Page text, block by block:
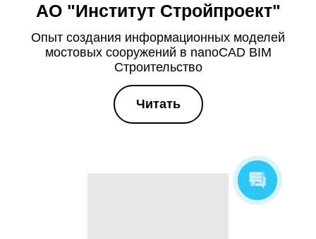
АО "Институт Стройпроект"
Опыт создания информационных моделей
мостовых сооружений в nanoCAD BIM
Строительство
Читать